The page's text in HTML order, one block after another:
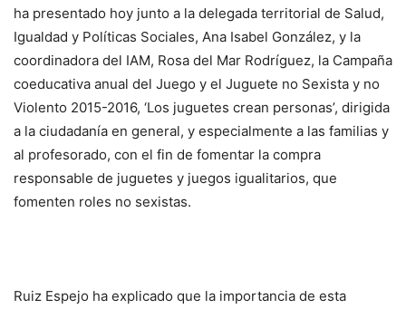
ha presentado hoy junto a la delegada territorial de Salud,
Igualdad y Políticas Sociales, Ana Isabel González, y la
coordinadora del IAM, Rosa del Mar Rodríguez, la Campaña
coeducativa anual del Juego y el Juguete no Sexista y no
Violento 2015-2016, ‘Los juguetes crean personas’, dirigida
a la ciudadanía en general, y especialmente a las familias y
al profesorado, con el fin de fomentar la compra
responsable de juguetes y juegos igualitarios, que
fomenten roles no sexistas.
Ruiz Espejo ha explicado que la importancia de esta